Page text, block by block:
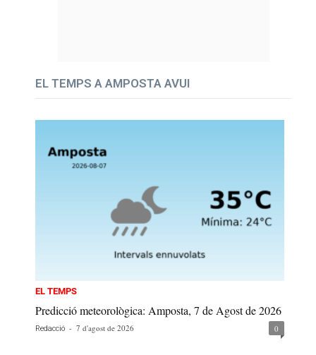
EL TEMPS A AMPOSTA AVUI
EL TEMPS
Predicció meteorològica: Amposta, 7 de Agost de 2026
Redacció - 7 d'agost de 2026 0